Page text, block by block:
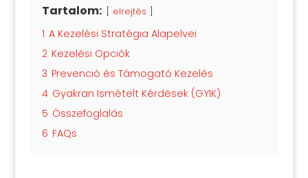
Tartalom: elrejtés
1 A Kezelési Stratégia Alapelvei
2 Kezelési Opciók
3 Prevenció és Támogató Kezelés
4 Gyakran Ismételt Kérdések (GYIK)
5 Összefoglalás
6 FAQs